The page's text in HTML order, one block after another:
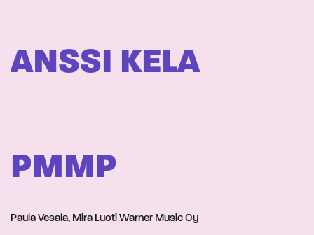
ANSSI KELA
PMMP
Paula Vesala, Mira Luoti Warner Music Oy